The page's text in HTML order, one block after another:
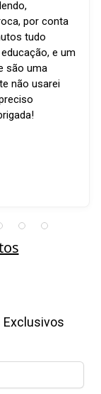
por conta
tudo
e um
são uma
não usarei
Exclusivos